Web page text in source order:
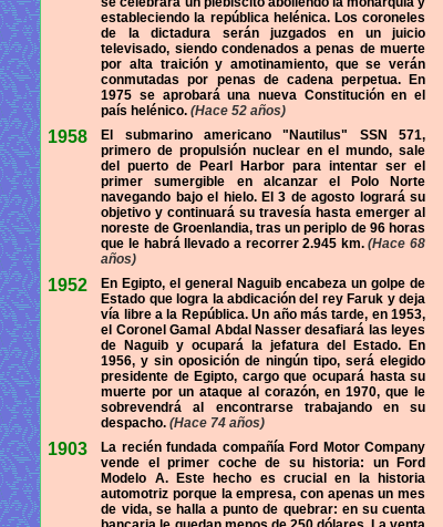
estableciendo la república helénica. Los coroneles
de la dictadura serán juzgados en un juicio
televisado, siendo condenados a penas de muerte
por alta traición y amotinamiento, que se verán
conmutadas por penas de cadena perpetua. En
1975 se aprobará una nueva Constitución en el
país helénico. (Hace 52 años)
1958
El submarino americano "Nautilus" SSN 571,
primero de propulsión nuclear en el mundo, sale
del puerto de Pearl Harbor para intentar ser el
primer sumergible en alcanzar el Polo Norte
navegando bajo el hielo. El 3 de agosto logrará su
objetivo y continuará su travesía hasta emerger al
noreste de Groenlandia, tras un periplo de 96 horas
que le habrá llevado a recorrer 2.945 km.(Hace 68
años)
1952
En Egipto, el general Naguib encabeza un golpe de
Estado que logra la abdicación del rey Faruk y deja
vía libre a la República. Un año más tarde, en 1953,
el Coronel Gamal Abdal Nasser desafiará las leyes
de Naguib y ocupará la jefatura del Estado. En
1956, y sin oposición de ningún tipo, será elegido
presidente de Egipto, cargo que ocupará hasta su
muerte por un ataque al corazón, en 1970, que le
sobrevendrá al encontrarse trabajando en su
despacho. (Hace 74 años)
1903
La recién fundada compañía Ford Motor Company
vende el primer coche de su historia: un Ford
Modelo A. Este hecho es crucial en la historia
automotriz porque la empresa, con apenas un mes
de vida, se halla a punto de quebrar: en su cuenta